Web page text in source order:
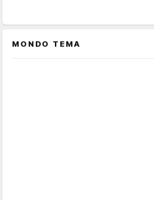
MONDO TEMA